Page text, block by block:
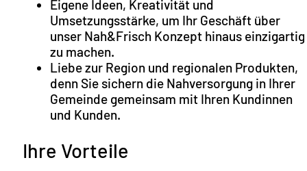
Eigene Ideen, Kreativität und
Umsetzungsstärke, um Ihr Geschäft über
unser Nah&Frisch Konzept hinaus einzigartig
zu machen.
Liebe zur Region und regionalen Produkten,
denn Sie sichern die Nahversorgung in Ihrer
Gemeinde gemeinsam mit Ihren Kundinnen
und Kunden.
Ihre Vorteile